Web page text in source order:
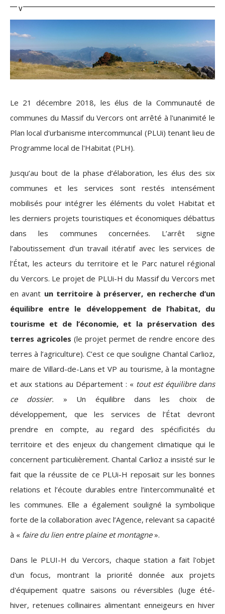
Le 21 décembre 2018, les élus de la Communauté de
communes du Massif du Vercors ont arrêté à l'unanimité le
Plan local d'urbanisme intercommuncal (PLUi) tenant lieu de
Programme local de l'Habitat (PLH).
Jusqu’au bout de la phase d’élaboration, les élus des six
communes et les services sont restés intensément
mobilisés pour intégrer les éléments du volet Habitat et
les derniers projets touristiques et économiques débattus
dans les communes concernées. L’arrêt signe
l’aboutissement d’un travail itératif avec les services de
l’État, les acteurs du territoire et le Parc naturel régional
du Vercors. Le projet de PLUi-H du Massif du Vercors met
en avant un territoire à préserver, en recherche d’un
équilibre entre le développement de l’habitat, du
tourisme et de l’économie, et la préservation des
terres agricoles (le projet permet de rendre encore des
terres à l’agriculture). C’est ce que souligne Chantal Carlioz,
maire de Villard-de-Lans et VP au tourisme, à la montagne
et aux stations au Département : « tout est équilibre dans
ce dossier. » Un équilibre dans les choix de
développement, que les services de l’État devront
prendre en compte, au regard des spécificités du
territoire et des enjeux du changement climatique qui le
concernent particulièrement. Chantal Carlioz a insisté sur le
fait que la réussite de ce PLUi-H reposait sur les bonnes
relations et l’écoute durables entre l’intercommunalité et
les communes. Elle a également souligné la symbolique
forte de la collaboration avec l’Agence, relevant sa capacité
à « faire du lien entre plaine et montagne».
Dans le PLUI-H du Vercors, chaque station a fait l'objet
d'un focus, montrant la priorité donnée aux projets
d'équipement quatre saisons ou réversibles (luge été-
hiver, retenues collinaires alimentant enneigeurs en hiver